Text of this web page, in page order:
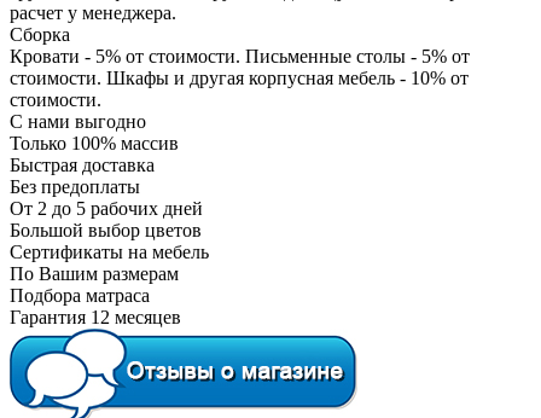
расчет у менеджера.
Сборка
Кровати - 5% от стоимости. Письменные столы - 5% от
стоимости. Шкафы и другая корпусная мебель - 10% от
стоимости.
С нами выгодно
Только 100% массив
Быстрая доставка
Без предоплаты
От 2 до 5 рабочих дней
Большой выбор цветов
Сертификаты на мебель
По Вашим размерам
Подбора матраса
Гарантия 12 месяцев